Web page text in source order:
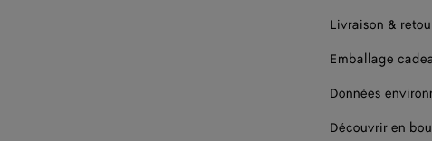
Livraison &
Emballage
Données
Découvrir en